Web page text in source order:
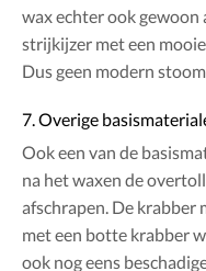
wax echter ook gewoon
strijkijzer met een
Dus geen modern
7. Overige
Ook een van de
na het waxen de
afschrapen. De krabber
met een botte krabber
ook nog eens